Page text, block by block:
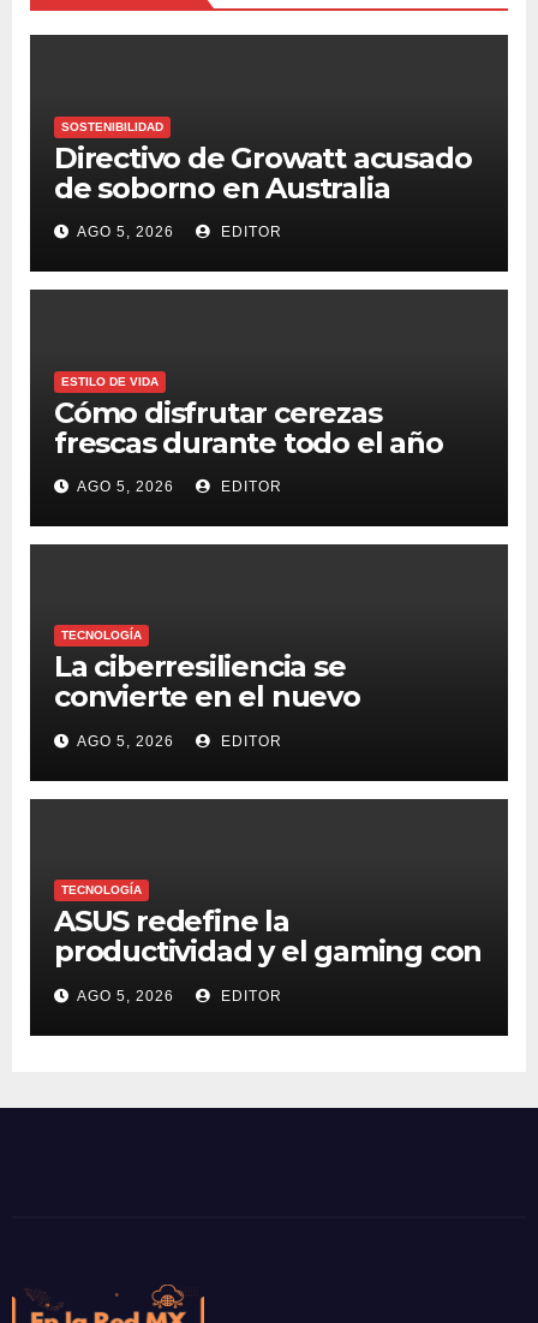
SOSTENIBILIDAD
Directivo de Growatt acusado
de soborno en Australia
AGO 5, 2026 EDITOR
ESTILO DE VIDA
Cómo disfrutar cerezas
frescas durante todo el año
AGO 5, 2026 EDITOR
TECNOLOGÍA
La ciberresiliencia se
convierte en el nuevo
estándar para proteger a las
organizaciones frente al
ransomware
AGO 5, 2026 EDITOR
TECNOLOGÍA
ASUS redefine la
productividad y el gaming con
la experiencia Duo
AGO 5, 2026 EDITOR